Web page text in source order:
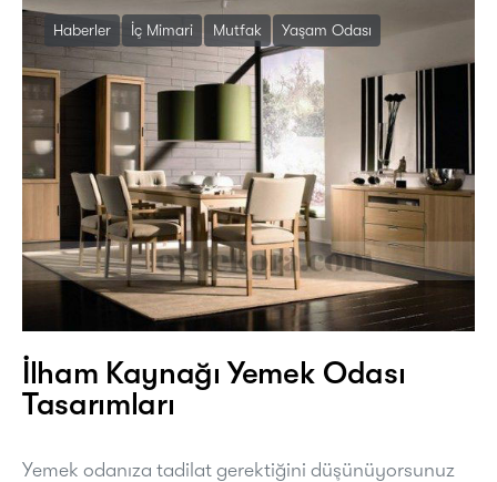
Haberler İç Mimari Mutfak Yaşam Odası
İlham Kaynağı Yemek Odası
Tasarımları
Yemek odanıza tadilat gerektiğini düşünüyorsunuz